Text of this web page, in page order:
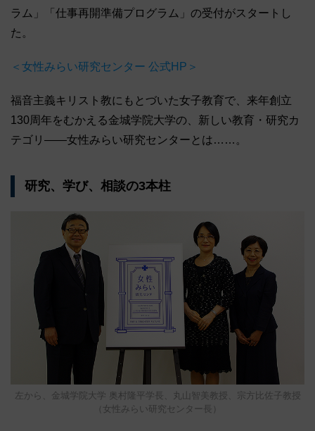
ラム」「仕事再開準備プログラム」の受付がスタートし
た。
＜女性みらい研究センター 公式HP＞
福音主義キリスト教にもとづいた女子教育で、来年創立
130周年をむかえる金城学院大学の、新しい教育・研究カ
テゴリ――女性みらい研究センターとは……。
研究、学び、相談の3本柱
左から、金城学院大学 奥村隆平学長、丸山智美教授、宗方比佐子教授
（女性みらい研究センター長）